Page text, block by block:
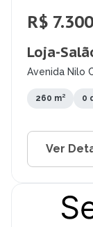
R$ 7.300
Loja-
Avenida Nilo
260 m² 0
Ver